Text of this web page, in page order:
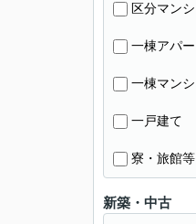
区分マン
一棟アパー
一棟マン
一戸建て
寮・旅館等
新築・中古